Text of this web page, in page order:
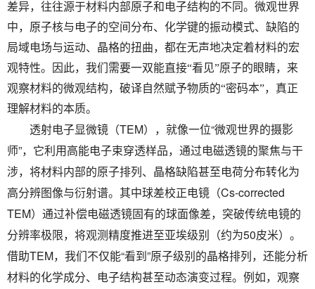
差异，往往源于材料内部原子和电子结构的不同。微观世界
中，原子核与电子的空间分布、化学键的振动模式、缺陷的
局域电场与运动、晶格的扭曲，都在无声地决定着材料的宏
观特性。因此，我们需要一双能直接“看见”原子的眼睛，来
观察材料的微观结构，破译自然赋予物质的“密码本”，真正
理解材料的本质。
透射电子显微镜（TEM），就像一位“微观世界的摄影
师”，它利用高能电子束穿透样品，通过电磁透镜的聚焦与干
涉，将材料内部的原子排列、晶格缺陷甚至电荷分布转化为
高分辨图像与衍射谱。其中球差校正电镜（Cs-corrected
TEM）通过补偿电磁透镜固有的球面像差，突破传统电镜的
分辨率极限，将观测精度推进至亚埃级别（约为50皮米）。
借助TEM，我们不仅能“看到”原子级别的晶格排列，还能分析
材料的化学成分、电子结构甚至动态演变过程。例如，观察